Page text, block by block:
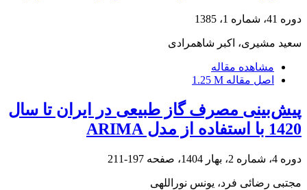
دوره 41، شماره 1، 1385
سعید مشیری، اکبر شاهمرادی
مشاهده مقاله
اصل مقاله 1.25 M
پیش‌بینی مصرف گاز طبیعی در ایران تا سال
1420 با استفاده از مدل ARIMA
دوره 4، شماره 2، بهار 1404، صفحه 197-211
مجتبی رضائی فرد، یونس نوراللهی